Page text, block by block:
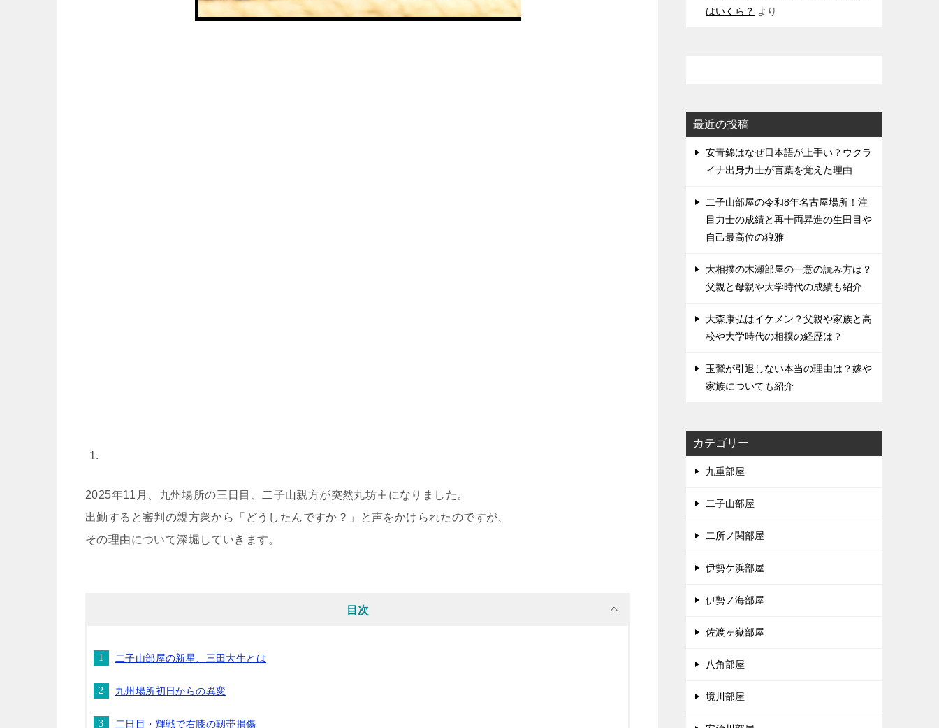
2025年11月、九州場所の三日目、二子山親方が突然丸坊主になりました。
出勤すると審判の親方衆から「どうしたんですか？」と声をかけられたのですが、
その理由について深堀していきます。
目次
二子山部屋の新星、三田大生とは
九州場所初日からの異変
二日目・輝戦で右膝の靱帯損傷
はいくら？ より
最近の投稿
安青錦はなぜ日本語が上手い？ウクラ
イナ出身力士が言葉を覚えた理由
二子山部屋の令和8年名古屋場所！注
目力士の成績と再十両昇進の生田目や
自己最高位の狼雅
大相撲の木瀬部屋の一意の読み方は？
父親と母親や大学時代の成績も紹介
大森康弘はイケメン？父親や家族と高
校や大学時代の相撲の経歴は？
玉鷲が引退しない本当の理由は？嫁や
家族についても紹介
カテゴリー
九重部屋
二子山部屋
二所ノ関部屋
伊勢ケ浜部屋
伊勢ノ海部屋
佐渡ヶ嶽部屋
八角部屋
境川部屋